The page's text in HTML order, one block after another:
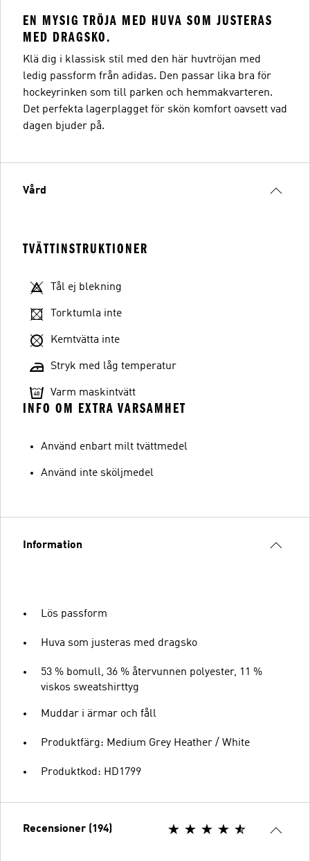
EN MYSIG TRÖJA MED HUVA SOM JUSTERAS
MED DRAGSKO.
Klä dig i klassisk stil med den här huvtröjan med
ledig passform från adidas. Den passar lika bra för
hockeyrinken som till parken och hemmakvarteren.
Det perfekta lagerplagget för skön komfort oavsett vad
dagen bjuder på.
Vård
TVÄTTINSTRUKTIONER
Tål ej blekning
Torktumla inte
Kemtvätta inte
Stryk med låg temperatur
Varm maskintvätt
INFO OM EXTRA VARSAMHET
Använd enbart milt tvättmedel
Använd inte sköljmedel
Information
Lös passform
Huva som justeras med dragsko
53 % bomull, 36 % återvunnen polyester, 11 %
viskos sweatshirttyg
Muddar i ärmar och fåll
Produktfärg: Medium Grey Heather / White
Produktkod: HD1799
Recensioner (194)